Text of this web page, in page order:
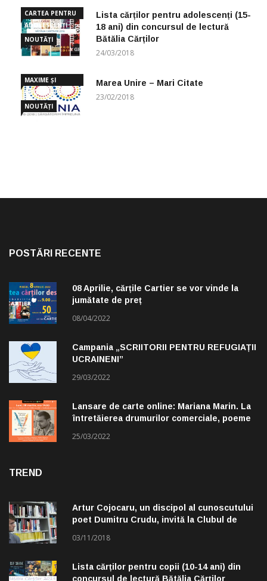
CARTEA PENTRU
ADOLESCENȚI
NOUTĂȚI
Lista cărților pentru adolescenți (15-
18 ani) din concursul de lectură
Bătălia Cărților
24/03/2018
MAXIME ȘI
CUGETĂRI
NOUTĂȚI
Marea Unire – Mari Citate
23/02/2018
POSTĂRI RECENTE
08 Aprilie, cărțile Cartier se vor vinde la
jumătate de preț
08/04/2022
Campania „SCRIITORII PENTRU REFUGIAȚII
UCRAINENI”
29/03/2022
Lansare de carte online: Mariana Marin. La
întretăierea drumurilor comerciale, poeme
25/03/2022
TREND
Artur Cojocaru, un discipol al cunoscutului
poet Dumitru Crudu, invită la Clubul de
03/11/2018
Lista cărților pentru copii (10-14 ani) din
concursul de lectură Bătălia Cărților